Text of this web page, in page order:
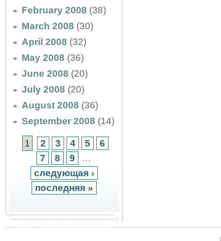
February 2008 (38)
March 2008 (30)
April 2008 (32)
May 2008 (36)
June 2008 (20)
July 2008 (20)
August 2008 (36)
September 2008 (14)
1 2 3 4 5
6
7
8 9
…
следующая ›
последняя »